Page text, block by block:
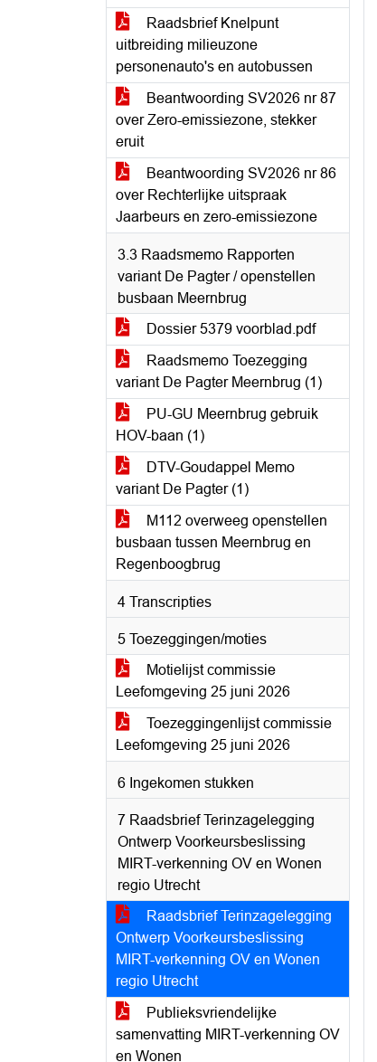
Raadsbrief Knelpunt
uitbreiding milieuzone
personenauto's en autobussen
Beantwoording SV2026 nr 87
over Zero-emissiezone, stekker
eruit
Beantwoording SV2026 nr 86
over Rechterlijke uitspraak
Jaarbeurs en zero-emissiezone
3.3 Raadsmemo Rapporten
variant De Pagter / openstellen
busbaan Meernbrug
Dossier 5379 voorblad.pdf
Raadsmemo Toezegging
variant De Pagter Meernbrug (1)
PU-GU Meernbrug gebruik
HOV-baan (1)
DTV-Goudappel Memo
variant De Pagter (1)
M112 overweeg openstellen
busbaan tussen Meernbrug en
Regenboogbrug
4 Transcripties
5 Toezeggingen/moties
Motielijst commissie
Leefomgeving 25 juni 2026
Toezeggingenlijst commissie
Leefomgeving 25 juni 2026
6 Ingekomen stukken
7 Raadsbrief Terinzagelegging
Ontwerp Voorkeursbeslissing
MIRT-verkenning OV en Wonen
regio Utrecht
Raadsbrief Terinzagelegging
Ontwerp Voorkeursbeslissing
MIRT-verkenning OV en Wonen
regio Utrecht
Publieksvriendelijke
samenvatting MIRT-verkenning OV
en Wonen